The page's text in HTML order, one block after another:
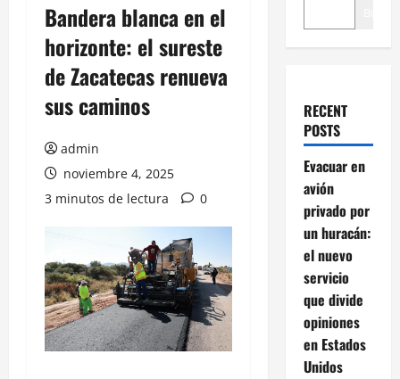
Bandera blanca en el
horizonte: el sureste
de Zacatecas renueva
sus caminos
admin
noviembre 4, 2025
3 minutos de lectura
0
RECENT
POSTS
Evacuar en
avión
privado por
un huracán:
el nuevo
servicio
que divide
opiniones
en Estados
Unidos